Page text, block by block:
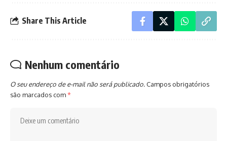
Share This Article
Nenhum comentário
O seu endereço de e-mail não será publicado. Campos obrigatórios
são marcados com*